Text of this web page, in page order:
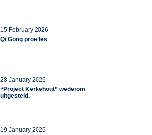
15 February 2026
Qi Gong proefles
28 January 2026
“Project Kerkehout” wederom
uitgesteld.
19 January 2026